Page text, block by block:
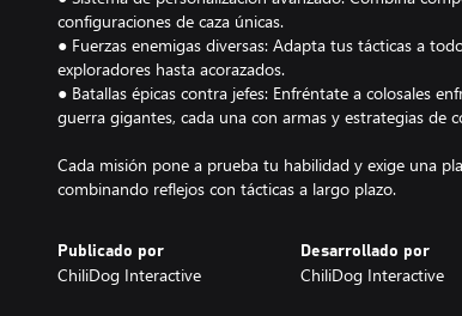
configuraciones de caza únicas.
● Fuerzas enemigas diversas: Adapta tus tácticas a
exploradores hasta acorazados.
● Batallas épicas contra jefes: Enfréntate a colosales
guerra gigantes, cada una con armas y estrategias de
Cada misión pone a prueba tu habilidad y exige una
combinando reflejos con tácticas a largo plazo.
Publicado por
ChiliDog Interactive
Desarrollado por
ChiliDog Interactive